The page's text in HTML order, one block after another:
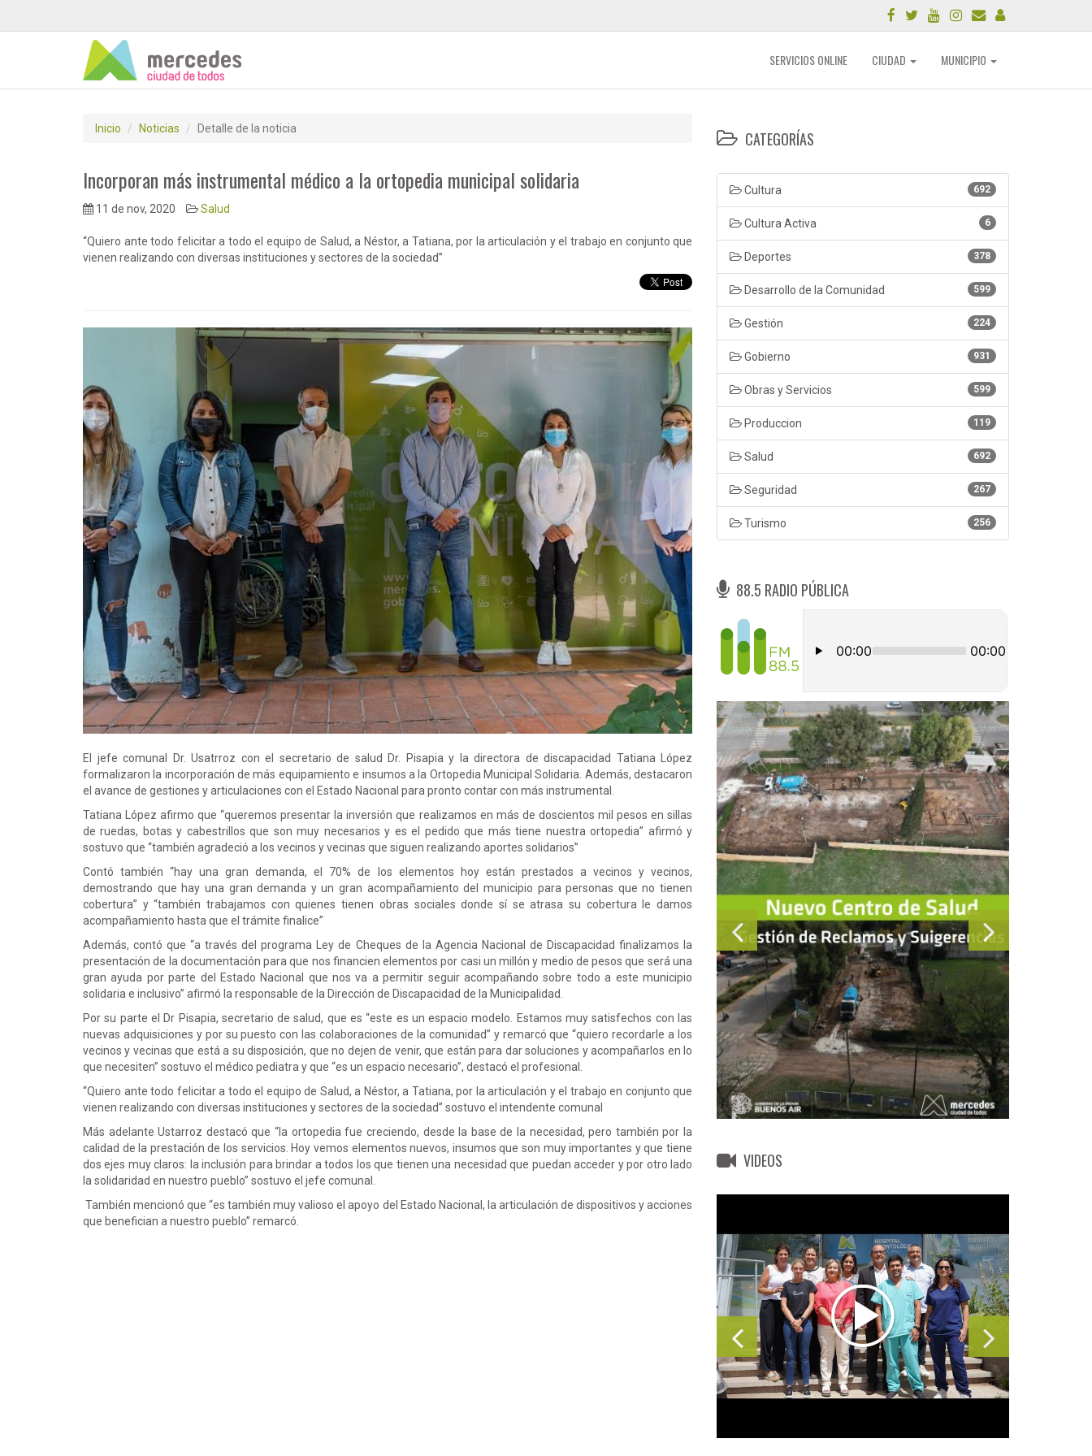
SERVICIOS ONLINE CIUDAD MUNICIPIO
Inicio Noticias Detalle de la noticia
Incorporan más instrumental médico a la ortopedia municipal solidaria
11 de nov, 2020 Salud
“Quiero ante todo felicitar a todo el equipo de Salud, a Néstor, a Tatiana, por la articulación y el trabajo en conjunto que
vienen realizando con diversas instituciones y sectores de la sociedad”
El jefe comunal Dr. Usatrroz con el secretario de salud Dr. Pisapia y la directora de discapacidad Tatiana López
formalizaron la incorporación de más equipamiento e insumos a la Ortopedia Municipal Solidaria. Además, destacaron
el avance de gestiones y articulaciones con el Estado Nacional para pronto contar con más instrumental.
Tatiana López afirmo que “queremos presentar la inversión que realizamos en más de doscientos mil pesos en sillas
de ruedas, botas y cabestrillos que son muy necesarios y es el pedido que más tiene nuestra ortopedia” afirmó y
sostuvo que “también agradeció a los vecinos y vecinas que siguen realizando aportes solidarios”
Contó también “hay una gran demanda, el 70% de los elementos hoy están prestados a vecinos y vecinos,
demostrando que hay una gran demanda y un gran acompañamiento del municipio para personas que no tienen
cobertura” y “también trabajamos con quienes tienen obras sociales donde sí se atrasa su cobertura le damos
acompañamiento hasta que el trámite finalice”
Además, contó que “a través del programa Ley de Cheques de la Agencia Nacional de Discapacidad finalizamos la
presentación de la documentación para que nos financien elementos por casi un millón y medio de pesos que será una
gran ayuda por parte del Estado Nacional que nos va a permitir seguir acompañando sobre todo a este municipio
solidaria e inclusivo” afirmó la responsable de la Dirección de Discapacidad de la Municipalidad.
Por su parte el Dr Pisapia, secretario de salud, que es “este es un espacio modelo. Estamos muy satisfechos con las
nuevas adquisiciones y por su puesto con las colaboraciones de la comunidad” y remarcó que “quiero recordarle a los
vecinos y vecinas que está a su disposición, que no dejen de venir, que están para dar soluciones y acompañarlos en lo
que necesiten” sostuvo el médico pediatra y que “es un espacio necesario”, destacó el profesional.
“Quiero ante todo felicitar a todo el equipo de Salud, a Néstor, a Tatiana, por la articulación y el trabajo en conjunto que
vienen realizando con diversas instituciones y sectores de la sociedad” sostuvo el intendente comunal
Más adelante Ustarroz destacó que “la ortopedia fue creciendo, desde la base de la necesidad, pero también por la
calidad de la prestación de los servicios. Hoy vemos elementos nuevos, insumos que son muy importantes y que tiene
dos ejes muy claros: la inclusión para brindar a todos los que tienen una necesidad que puedan acceder y por otro lado
la solidaridad en nuestro pueblo” sostuvo el jefe comunal.
También mencionó que “es también muy valioso el apoyo del Estado Nacional, la articulación de dispositivos y acciones
que benefician a nuestro pueblo” remarcó.
CATEGORÍAS
692
Cultura
6
Cultura Activa
378
Deportes
599
Desarrollo de la Comunidad
224
Gestión
931
Gobierno
599
Obras y Servicios
119
Produccion
692
Salud
267
Seguridad
256
Turismo
88.5 RADIO PÚBLICA
VIDEOS